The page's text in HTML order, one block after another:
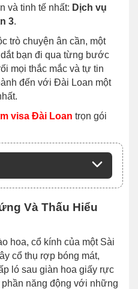
và tinh tế nhất: Dịch vụ
3.
trò chuyện ân cần, một
bạn đi qua từng bước
mọi thắc mắc và tự tin
đến với Đài Loan một
visa Đài Loan trọn gói
Và Thấu Hiểu
hoa, cổ kính của một Sài
cổ thụ rợp bóng mát,
ló sau giàn hoa giấy rực
năng động với những